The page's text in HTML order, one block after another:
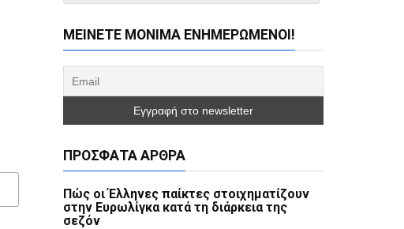
ΜΕΊΝΕΤΕ ΜΌΝΙΜΑ ΕΝΗΜΕΡΏΜΕΝΟΙ!
ΠΡΌΣΦΑΤΑ ΆΡΘΡΑ
Πώς οι Έλληνες παίκτες στοιχηματίζουν
στην Ευρωλίγκα κατά τη διάρκεια της
σεζόν